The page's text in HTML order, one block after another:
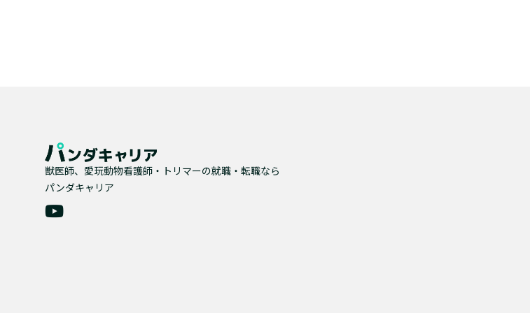
獣医師、愛玩動物看護師・トリマーの就職・転職なら
パンダキャリア